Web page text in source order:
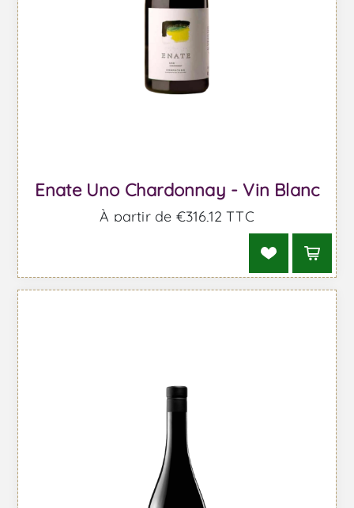
Enate Uno Chardonnay - Vin Blanc
À partir de €316,12 TTC